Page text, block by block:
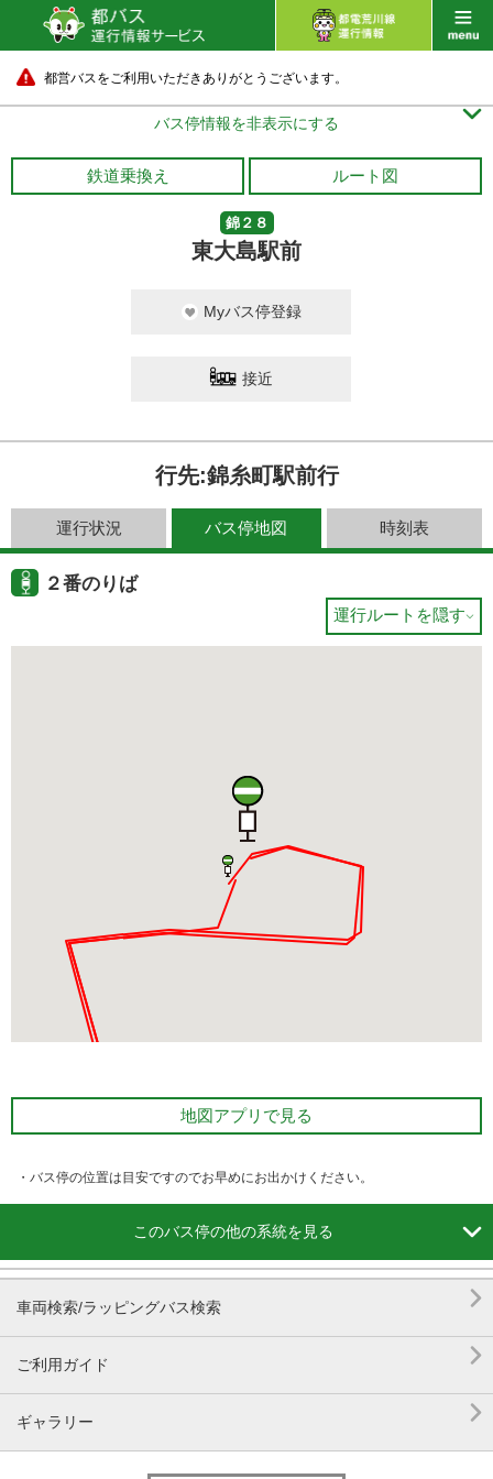
都営バスをご利用いただきありがとうございます。
バス停情報を非表示にする 
鉄道乗換え ルート図
錦２８
東大島駅前
Myバス停登録
接近
行先:錦糸町駅前行
運行状況 バス停地図 時刻表
２番のりば
運行ルートを隠す
地図アプリで見る
・バス停の位置は目安ですのでお早めにお出かけください。
このバス停の他の系統を見る 
車両検索/ラッピングバス検索 
ご利用ガイド 
ギャラリー 